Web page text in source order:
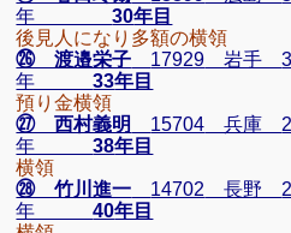
年30年目
後見人になり多額の横領
㉖ 渡邉栄子
17929 岩手
年33年目
預り金横領
㉗ 西村義明
15704 兵庫
年38年目
横領
㉘ 竹川進一
14702 長野
年40年目